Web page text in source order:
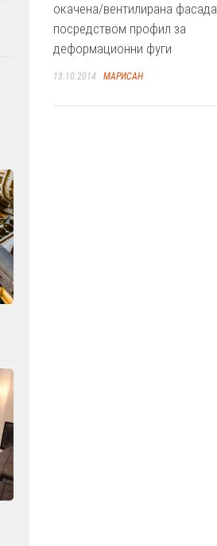
окачена/вентилирана фасада
посредством профил за
деформационни фуги
13.10.2014 МАРИСАН